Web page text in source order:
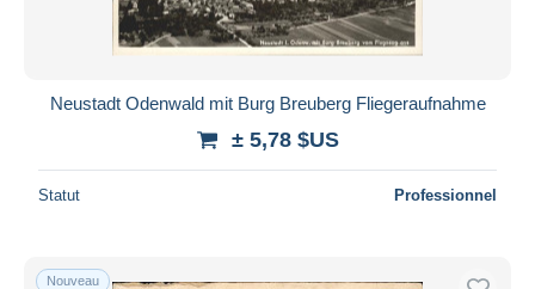
Neustadt Odenwald mit Burg Breuberg Fliegeraufnahme
± 5,78 $US
Statut Professionnel
Nouveau